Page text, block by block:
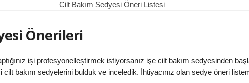
Cilt Bakım Sedyesi Öneri Listesi
Önerileri
işi profesyonelleştirmek istiyorsanız işe cilt bakım sedyesinden
bakım sedyelerini bulduk ve inceledik. İhtiyacınız olan sedye öneri